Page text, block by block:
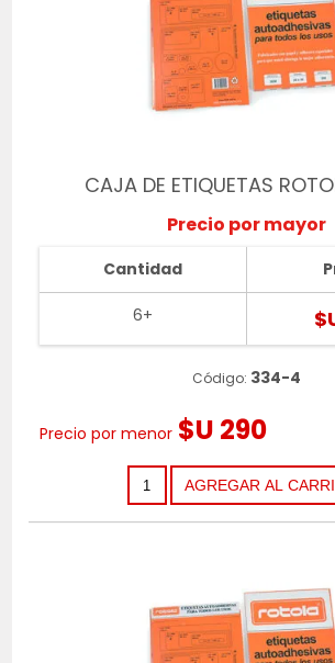
CAJA DE ETIQUETAS
Precio por mayor
Cantidad
6+
Código: 334-4
Precio por menor $U 290